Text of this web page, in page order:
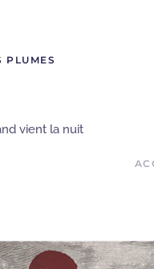
PLUMES
vient la nuit